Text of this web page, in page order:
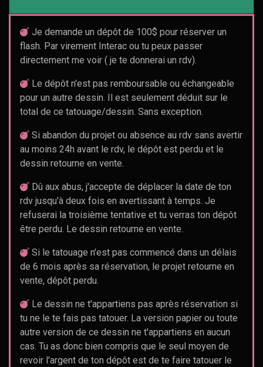
Je demande un dépôt de 100$ pour réserver un
flash. Par virement Interac ou tu peux passer
directement me voir ( je te donnerai un rdv).
Le dépôt n'est pas remboursable ou échangeable
pour un autre dessin. Il est seulement déduit sur le
total de ce tatouage/dessin. Sans exception.
Si abandon du projet ou absence au rdv sans avertir
au moins 24h avant le rdv, le dépôt est perdu et le
dessin retourne en vente.
Dû aux abus, j'accepte de déplacer la date de ton
rdv jusqu'à deux fois en avertissant à temps. Je
refuserai la troisième tentative et tu verras ton dépôt
être perdu. Le dessin retourne en vente.
Si le tatouage n'est pas commencé dans un délais
de 6 mois après sa réservation, le projet retourne en
vente, dépôt perdu.
Le dessin ne t'appartiens pas après réservation si
tu ne le te fais pas tatouer. La version papier ou toute
autre version de ce dessin ne t'appartiens en aucun
cas. Tu as donc bien compris que le seul moyen de
revoir l'argent de ton dépôt est de te faire tatouer le